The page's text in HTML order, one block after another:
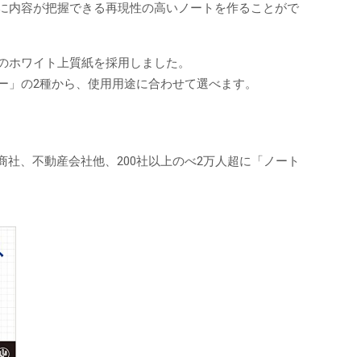
容が把握できる再現性の高いノートを作ることがで
ワイト上質紙を採用しました。
の2種から、使用用途に合わせて選べます。
、不動産会社他、200社以上のべ2万人超に「ノート